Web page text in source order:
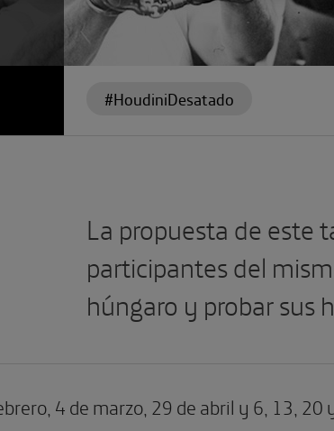
#HoudiniDesatado
La propuesta de este
participantes del
húngaro y probar sus
4 de marzo, 29 de abril y 6, 13, 20